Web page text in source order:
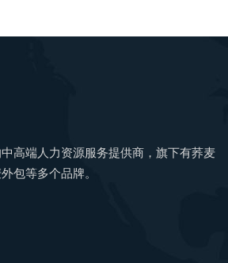
高端人力资源服务提供商，旗下有荞麦
包等多个品牌。